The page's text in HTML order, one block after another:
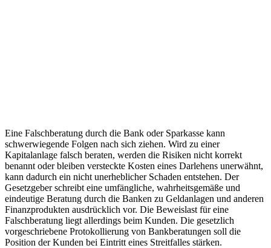
Eine Falschberatung durch die Bank oder Sparkasse kann
schwerwiegende Folgen nach sich ziehen. Wird zu einer
Kapitalanlage falsch beraten, werden die Risiken nicht korrekt
benannt oder bleiben versteckte Kosten eines Darlehens unerwähnt,
kann dadurch ein nicht unerheblicher Schaden entstehen. Der
Gesetzgeber schreibt eine umfängliche, wahrheitsgemäße und
eindeutige Beratung durch die Banken zu Geldanlagen und anderen
Finanzprodukten ausdrücklich vor. Die Beweislast für eine
Falschberatung liegt allerdings beim Kunden. Die gesetzlich
vorgeschriebene Protokollierung von Bankberatungen soll die
Position der Kunden bei Eintritt eines Streitfalles stärken.